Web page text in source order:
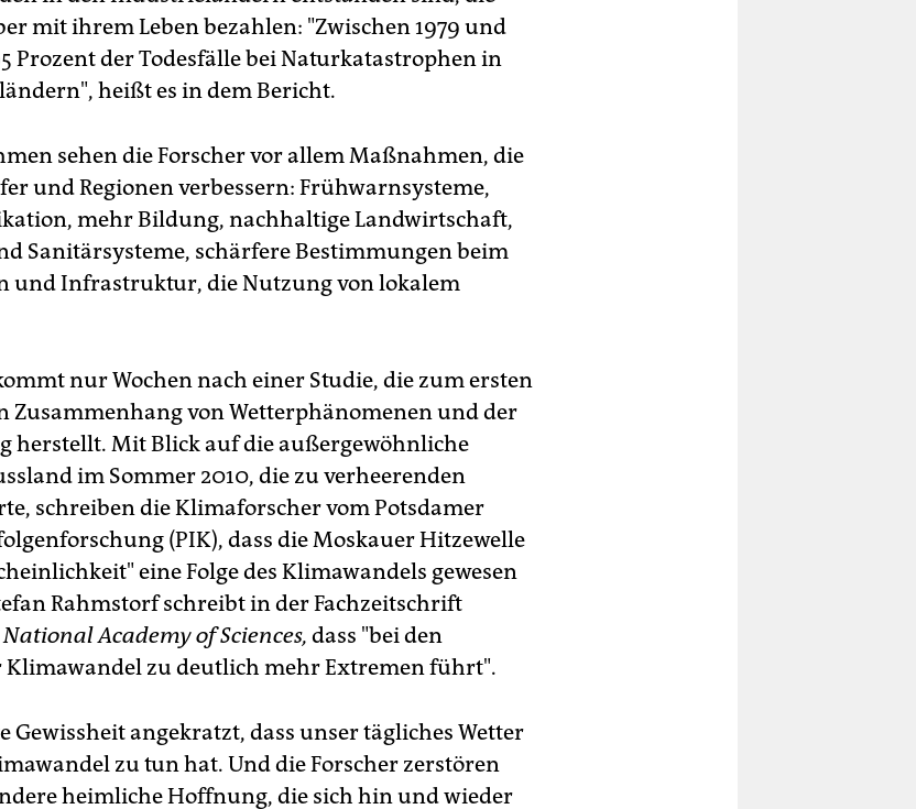
mit ihrem Leben bezahlen: "Zwischen 1979 und
Prozent der Todesfälle bei Naturkatastrophen in
heißt es in dem Bericht.
sehen die Forscher vor allem Maßnahmen, die
und Regionen verbessern: Frühwarnsysteme,
mehr Bildung, nachhaltige Landwirtschaft,
Sanitärsysteme, schärfere Bestimmungen beim
und Infrastruktur, die Nutzung von lokalem
nur Wochen nach einer Studie, die zum ersten
Zusammenhang von Wetterphänomenen und der
herstellt. Mit Blick auf die außergewöhnliche
im Sommer 2010, die zu verheerenden
schreiben die Klimaforscher vom Potsdamer
(PIK), dass die Moskauer Hitzewelle
eine Folge des Klimawandels gewesen
Rahmstorf schreibt in der Fachzeitschrift
Academy of Sciences, dass "bei den
Klimawandel zu deutlich mehr Extremen führt".
Gewissheit angekratzt, dass unser tägliches Wetter
zu tun hat. Und die Forscher zerstören
heimliche Hoffnung, die sich hin und wieder